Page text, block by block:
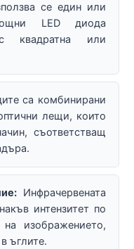
се един или
LED диода
квадратна или
са комбинирани
лещи, които
съответстващ
Инфрачервената
интензитет по
изображението,
ъглите.